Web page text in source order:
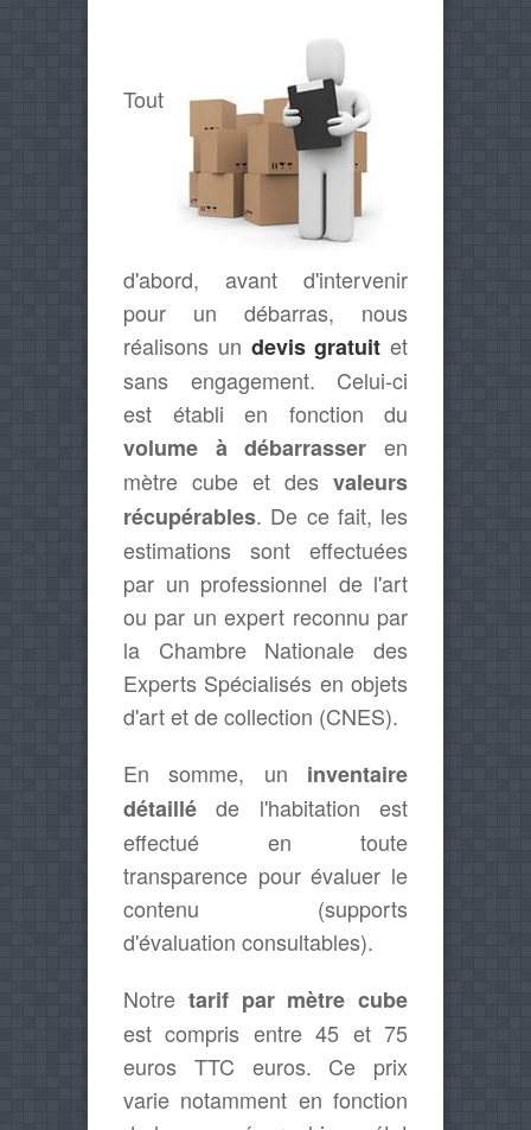
Tout
d'abord, avant d'intervenir
pour un débarras, nous
réalisons un devis gratuit et
sans engagement. Celui-ci
est établi en fonction du
volume à débarrasser en
mètre cube et des valeurs
récupérables. De ce fait, les
estimations sont effectuées
par un professionnel de l'art
ou par un expert reconnu par
la Chambre Nationale des
Experts Spécialisés en objets
d'art et de collection (CNES).
En somme, un inventaire
détaillé de l'habitation est
effectué en toute
transparence pour évaluer le
contenu (supports
d'évaluation consultables).
Notre tarif par mètre cube
est compris entre 45 et 75
euros TTC euros. Ce prix
varie notamment en fonction